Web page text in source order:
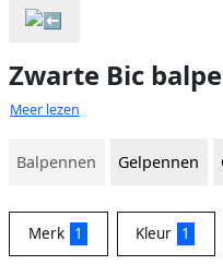
Zwarte Bic
Meer lezen
Balpennen Gelpennen
Merk 1 Kleur 1